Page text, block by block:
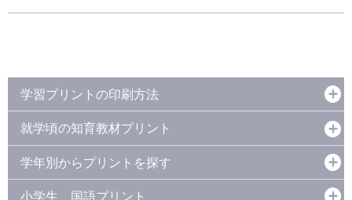
学習プリントの印刷方法
就学頃の知育教材プリント
学年別からプリントを探す
小学生 国語プリント